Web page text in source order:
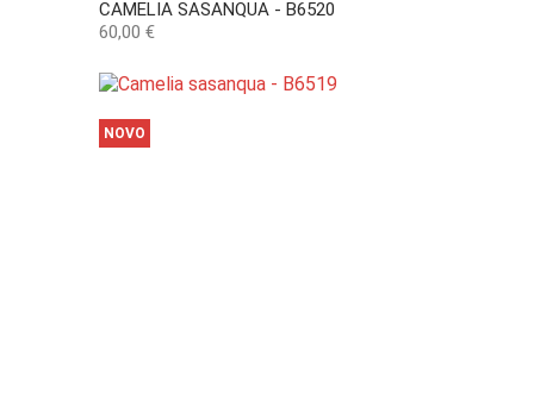
CAMELIA SASANQUA - B6520
Preço
60,00 €
NOVO